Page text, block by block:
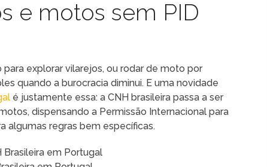
e motos sem PID
explorar vilarejos, ou rodar de moto por
quando a burocracia diminui. E uma novidade
é justamente essa: a CNH brasileira passa a ser
dispensando a Permissão Internacional para
algumas regras bem específicas.